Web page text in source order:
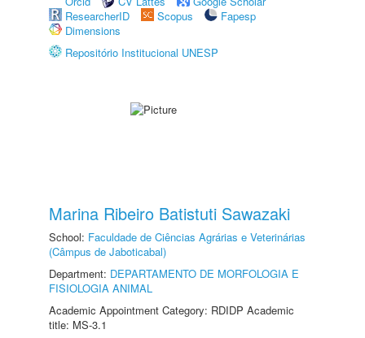
ResearcherID
Scopus
Fapesp
Dimensions
Repositório Institucional UNESP
Marina Ribeiro Batistuti Sawazaki
School: Faculdade de Ciências Agrárias e Veterinárias
(Câmpus de Jaboticabal)
Department: DEPARTAMENTO DE MORFOLOGIA E
FISIOLOGIA ANIMAL
Academic Appointment Category: RDIDP Academic
title: MS-3.1